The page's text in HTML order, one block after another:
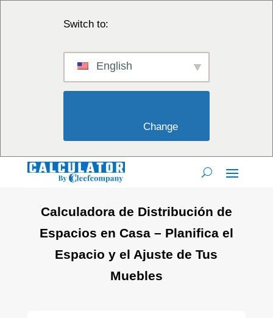
Switch to:
English
Calculadora de Distribución de
Espacios en Casa – Planifica el
Espacio y el Ajuste de Tus
Muebles